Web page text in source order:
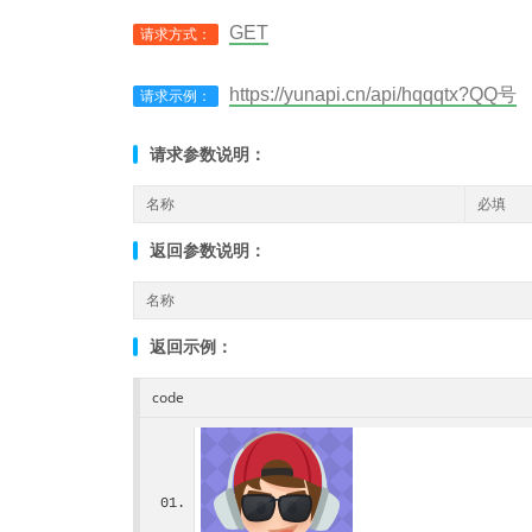
请求方式： GET
请求示例： https://yunapi.cn/api/hqqqtx?QQ号
请求参数说明：
名称 必填
返回参数说明：
名称
返回示例：
code